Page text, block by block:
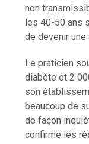
non
les 40-50 ans
de devenir
Le praticien
diabète et 2
son
beaucoup de
de façon
confirme les